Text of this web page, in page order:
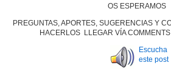
OS ESPERAMOS
PREGUNTAS, APORTES, SUGERENCIAS Y
HACERLOS LLEGAR VÍA
Escucha
este post